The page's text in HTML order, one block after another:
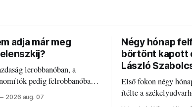
adja már meg
lerobbanóban, a
pedig felrobbanóban.
népharag, amikor
vezetőivel.
2026 aug. 07
Négy hónap
börtönt kapott
László
Első fokon négy
ítélte a
Szabolcsot.